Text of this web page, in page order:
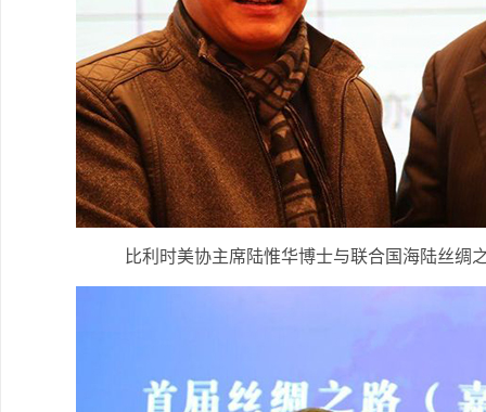
比利时美协主席陆惟华博士与联合国海陆丝绸